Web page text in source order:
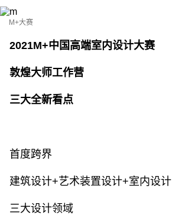
M+大赛
2021M+中国高端室内设计大赛
敦煌大师工作营
三大全新看点
首度跨界
建筑设计+艺术装置设计+室内设计
三大设计领域